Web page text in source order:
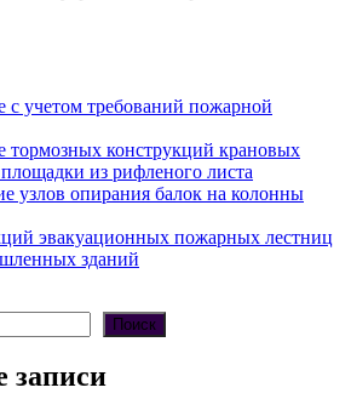
с учетом требований пожарной
тормозных конструкций крановых
из рифленого листа
узлов опирания балок на колонны
эвакуационных пожарных лестниц
зданий
Поиск
записи